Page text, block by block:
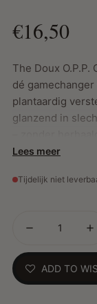
€16,50
The Doux
dé
plantaardig
glanzend in
Minder hitte,
De formule
technologie.
de
glanzende
zoals 4C
geen doffe of
Lees meer
Tijdelijk niet
ADD TO